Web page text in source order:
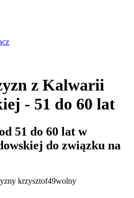
z Kalwarii
- 51 do 60 lat
51 do 60 lat w
do związku na